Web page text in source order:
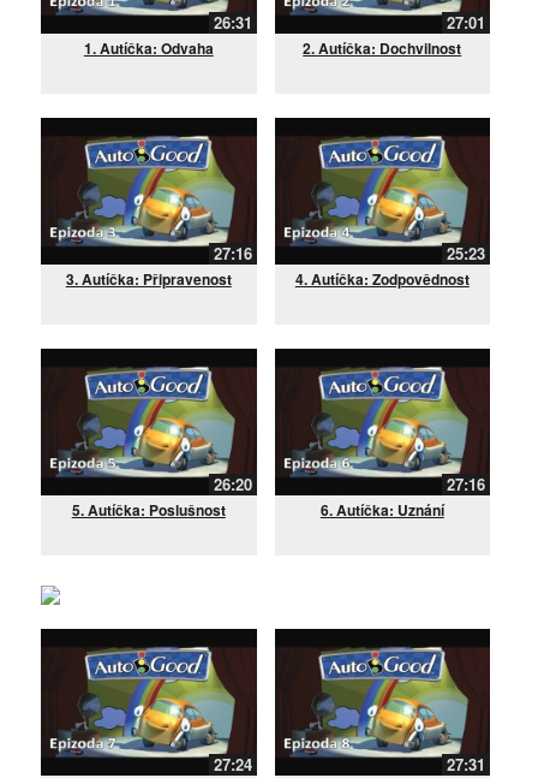
26:31
1. Autíčka: Odvaha
27:01
2. Autíčka: Dochvilnost
27:16
3. Autíčka: Připravenost
25:23
4. Autíčka: Zodpovědnost
26:20
5. Autíčka: Poslušnost
27:16
6. Autíčka: Uznání
27:24 27:31